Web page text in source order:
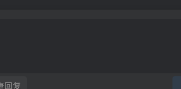
回复